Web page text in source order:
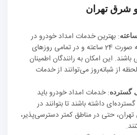
شرق تهران
: بهترین خدمات امداد خودرو در
شرق تهران، باید به صورت 24 ساعته و در تمامی روزهای
این امکان به رانندگان اطمینان
از شبانه‌روز می‌توانند از خدمات
گسترده: خدمات امداد خودرو باید
داشته باشند تا بتوانند در
حتی در مناطق کمتر دسترسی‌پذیر،